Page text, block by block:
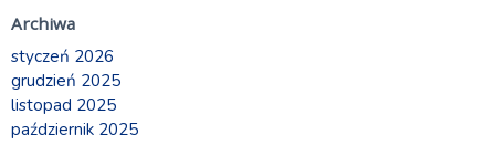
Archiwa
styczeń 2026
grudzień 2025
listopad 2025
październik 2025